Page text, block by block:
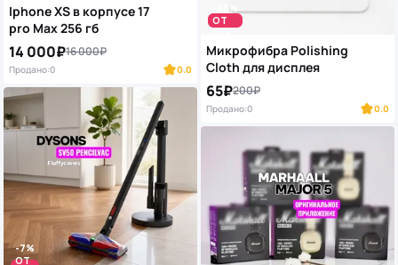
Iphone XS в корпусе 17
pro Max 256 гб
14 000₽16 000₽
0.0
Продано:0
ОТ
Микрофибра Polishing
Cloth для дисплея
65₽200₽
0.0
Продано:0
-7%
ОТ